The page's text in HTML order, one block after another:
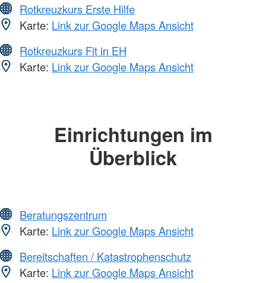
Rotkreuzkurs Erste Hilfe
Karte: Link zur Google Maps Ansicht
Rotkreuzkurs Fit in EH
Karte: Link zur Google Maps Ansicht
Einrichtungen im
Überblick
Beratungszentrum
Karte: Link zur Google Maps Ansicht
Bereitschaften / Katastrophenschutz
Karte: Link zur Google Maps Ansicht